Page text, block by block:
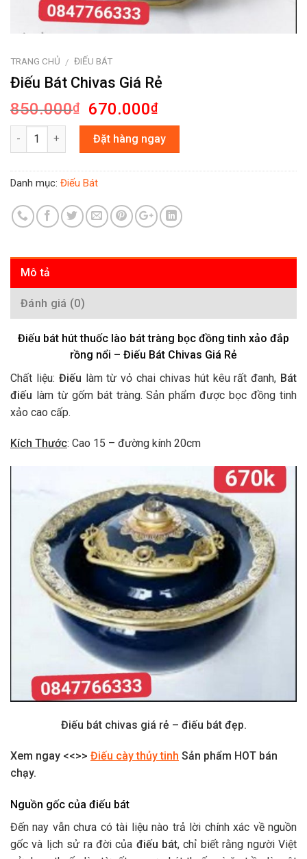
TRANG CHỦ / ĐIẾU BÁT
Điếu Bát Chivas Giá Rẻ
850.000₫ 670.000₫
Số lượng Đặt hàng ngay
Danh mục: Điếu Bát
Mô tả
Đánh giá (0)
Điếu bát hút thuốc lào bát tràng bọc đồng tinh xảo đắp
rồng nổi – Điếu Bát Chivas Giá Rẻ
Chất liệu: Điếu làm từ vỏ chai chivas hút kêu rất đanh, Bát
điếu làm từ gốm bát tràng. Sản phẩm được bọc đồng tinh
xảo cao cấp.
Kích Thước: Cao 15 – đường kính 20cm
Điếu bát chivas giá rẻ – điếu bát đẹp.
Xem ngay <<>> Điếu cày thủy tinh Sản phẩm HOT bán
chạy.
Nguồn gốc của điếu bát
Đến nay vẫn chưa có tài liệu nào trả lời chính xác về nguồn
gốc và lịch sử ra đời của điếu bát, chỉ biết rằng người Việt